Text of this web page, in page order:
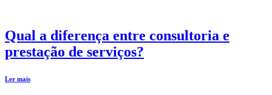
Qual a diferença entre consultoria e
prestação de serviços?
Ler mais